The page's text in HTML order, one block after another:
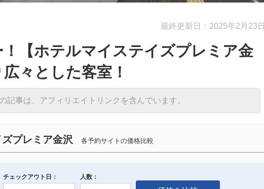
最終更新日：2025年2月23日
【ホテルマイステイズプレミア金
々とした客室！
記事は、アフィリエイトリンクを含んでいます。
プレミア金沢 各予約サイトの価格比較
チェックアウト日： 人数：